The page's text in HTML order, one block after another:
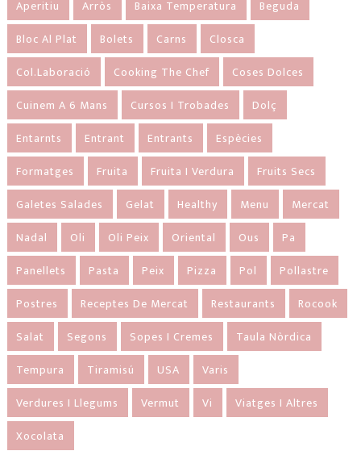
Aperitiu Arròs Baixa Temperatura
Beguda
Bloc Al Plat
Bolets Carns
Closca
Col.laboració
Cooking The Chef
Coses Dolces
Cuinem A 6 Mans
Cursos I Trobades
Dolç
Entarnts
Entrant Entrants
Espècies
Formatges
Fruita Fruita I Verdura
Fruits Secs
Galetes Salades
Gelat Healthy Menu
Mercat
Nadal
Oli Oli Peix Oriental Ous
Pa
Panellets
Pasta Peix Pizza Pol
Pollastre
Postres
Receptes De Mercat Restaurants
Rocook
Salat
Segons Sopes I Cremes
Taula Nòrdica
Tempura
Tiramisú USA
Varis
Verdures I Llegums
Vermut Vi
Viatges I Altres
Xocolata